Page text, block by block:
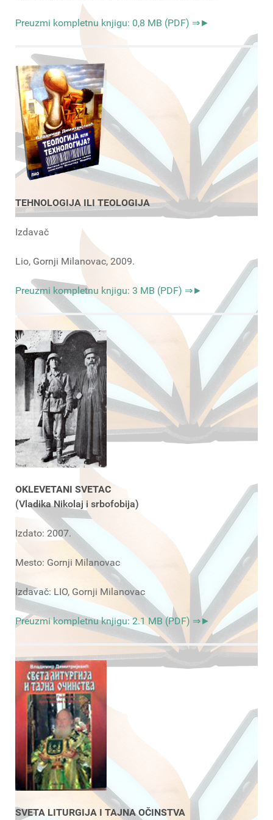
Preuzmi kompletnu knjigu: 0,8 MB (PDF) ⇒►
TEHNOLOGIJA ILI TEOLOGIJA
Izdavač
Lio, Gornji Milanovac, 2009.
Preuzmi kompletnu knjigu: 3 MB (PDF) ⇒►
OKLEVETANI SVETAC
(Vladika Nikolaj i srbofobija)
Izdato: 2007.
Mesto: Gornji Milanovac
Izdavač: LIO, Gornji Milanovac
Preuzmi kompletnu knjigu: 2.1 MB (PDF) ⇒►
SVETA LITURGIJA I TAJNA OČINSTVA